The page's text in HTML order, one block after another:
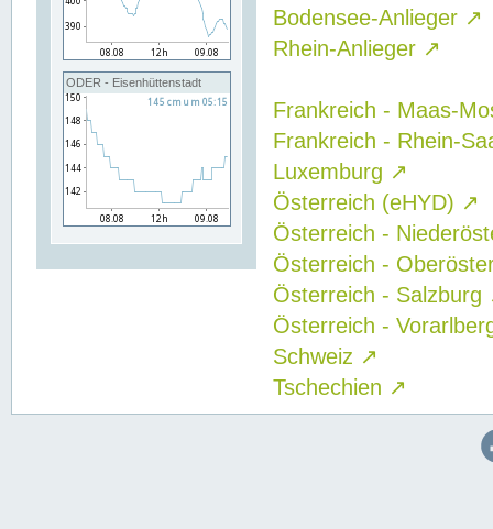
ODER - Eisenhüttenstadt
Bodensee-Anlieger ↗
Rhein-Anlieger ↗
Frankreich - Maas-
Frankreich - Rhein-
Luxemburg ↗
Österreich (eHYD) ↗
Österreich -
Österreich -
Österreich - Salzburg
Österreich -
Schweiz ↗
Tschechien ↗